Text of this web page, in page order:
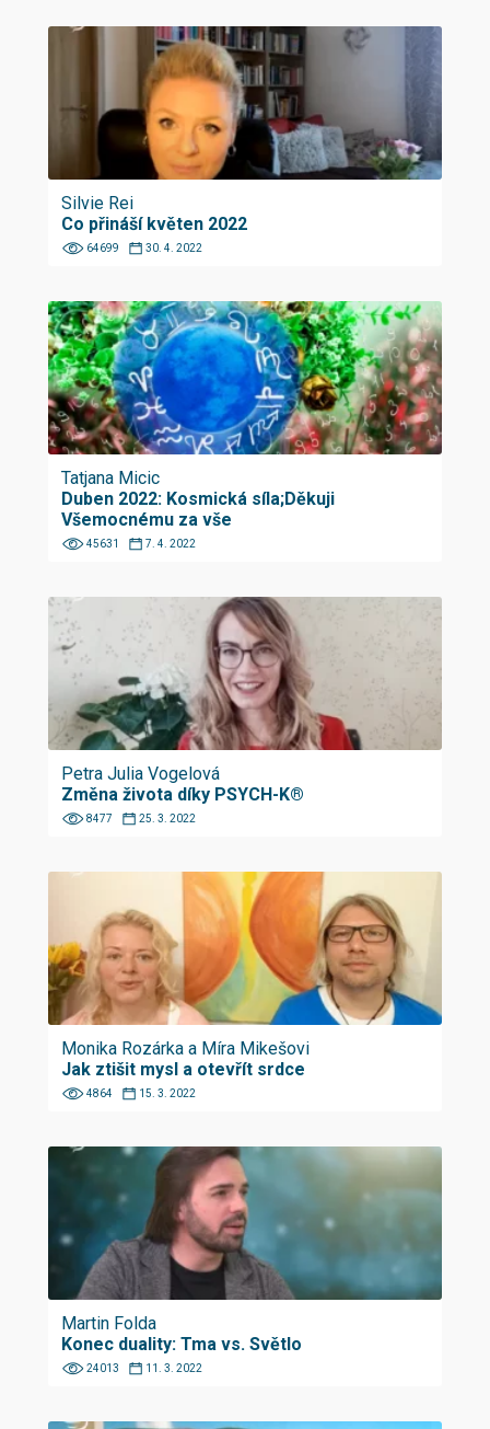
Silvie Rei
Co přináší květen 2022
64699 30. 4. 2022
Tatjana Micic
Duben 2022: Kosmická síla;Děkuji
Všemocnému za vše
45631 7. 4. 2022
Petra Julia Vogelová
Změna života díky PSYCH-K®
8477 25. 3. 2022
Monika Rozárka a Míra Mikešovi
Jak ztišit mysl a otevřít srdce
4864 15. 3. 2022
Martin Folda
Konec duality: Tma vs. Světlo
24013 11. 3. 2022